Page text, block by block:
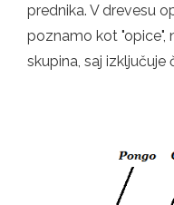
prednika. V drevesu
poznamo kot "opice",
skupina, saj izključuje